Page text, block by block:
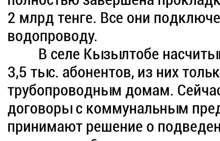
2 млрд тенге. Все они
водопроводу.
В селе Кызылтобе
3,5 тыс. абонентов, из них
трубопроводным домам.
договоры с коммунальным
принимают решение о